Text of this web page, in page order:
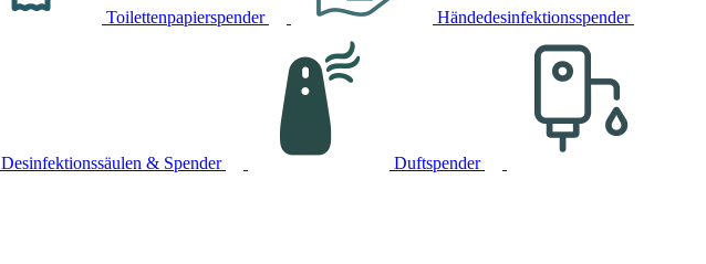
Toilettenpapierspender Händedesinfektionsspender
Desinfektionssäulen & Spender
Duftspender